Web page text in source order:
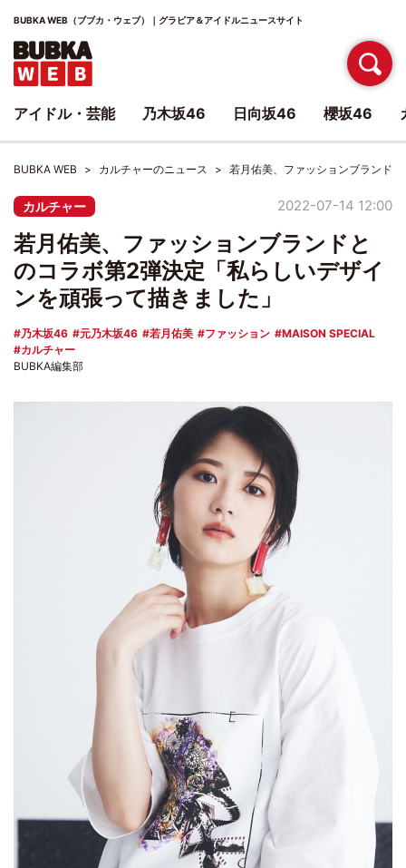
BUBKA WEB（ブブカ・ウェブ）｜グラビア＆アイドルニュースサイト
BUBKA WEB カルチャーのニュース 若月佑美、ファッションブランド
カルチャー 2022-07-14 12:00
若月佑美、ファッションブランドと
のコラボ第2弾決定「私らしいデザイ
ンを頑張って描きました」
乃木坂46 元乃木坂46 若月佑美 ファッション
MAISON SPECIAL
カルチャー
BUBKA編集部
アイドル・芸能 乃木坂46 日向坂46 櫻坂46